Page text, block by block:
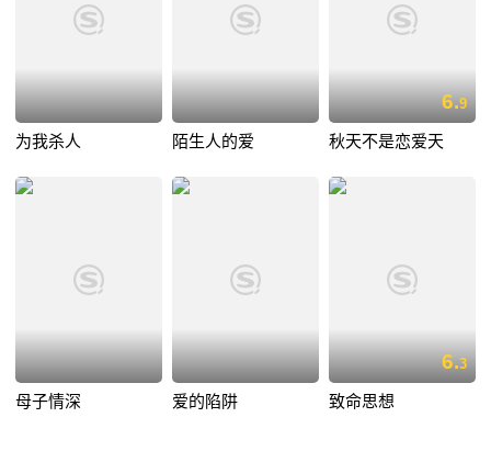
为我杀人 陌生人的爱
6.9
秋天不是恋爱天
母子情深 爱的陷阱
6.3
致命思想